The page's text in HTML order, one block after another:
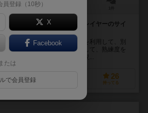
90～120分
の石の完成を目指せ！ 他プレイヤーのサイ
。
５つの素材のポテンシャルを利用して、別
り、実験レシピを達成したりして、熟練度を
ピ「賢者の石」を完成し、伝説...
75
経験あり
26
持ってる
員登録（10秒）
X
Facebook
たは
で会員登録